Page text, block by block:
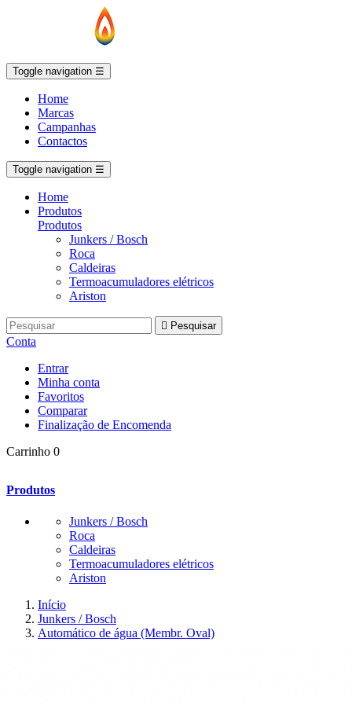
Toggle navigation ☰
Home
Marcas
Campanhas
Contactos
Toggle navigation ☰
Home
Produtos
Produtos
Junkers / Bosch
Roca
Caldeiras
Termoacumuladores elétricos
Ariston
 Pesquisar
Conta
Entrar
Minha conta
Favoritos
Comparar
Finalização de Encomenda
Carrinho 0
Produtos
Junkers / Bosch
Roca
Caldeiras
Termoacumuladores elétricos
Ariston
Início
Junkers / Bosch
Automático de água (Membr. Oval)